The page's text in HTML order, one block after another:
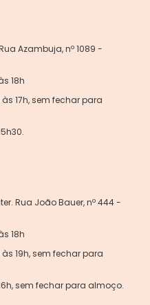
Azambuja, nº 1089 -
18h
17h, sem fechar para
Rua João Bauer, nº 444 -
18h
19h, sem fechar para
sem fechar para almoço.